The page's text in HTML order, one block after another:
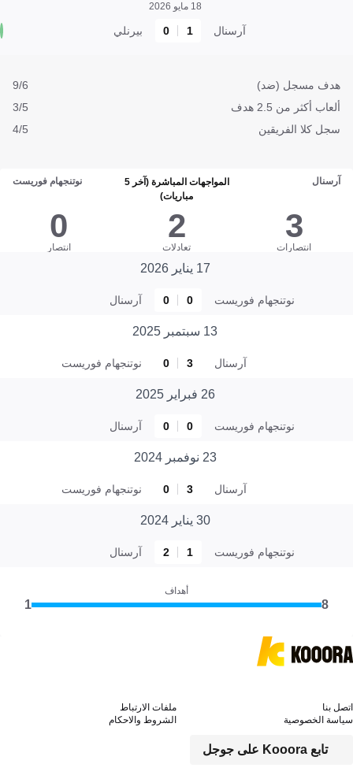
18 مايو 2026
آرسنال 1
0 بيرنلي
هدف مسجل (ضد)
9/6
ألعاب أكثر من 2.5 هدف
3/5
سجل كلا الفريقين
4/5
آرسنال
المواجهات المباشرة (آخر 5
مباريات)
نوتنجهام فوريست
3
انتصارات
2
تعادلات
0
انتصار
17 يناير 2026
نوتنجهام فوريست 0
0 آرسنال
13 سبتمبر 2025
آرسنال 3
0 نوتنجهام فوريست
26 فبراير 2025
نوتنجهام فوريست 0
0 آرسنال
23 نوفمبر 2024
آرسنال 3
0 نوتنجهام فوريست
30 يناير 2024
نوتنجهام فوريست 1
2 آرسنال
أهداف
8
1
تابع Kooora على جوجل
اتصل بنا
ملفات الارتباط
سياسة الخصوصية
الشروط والاحكام